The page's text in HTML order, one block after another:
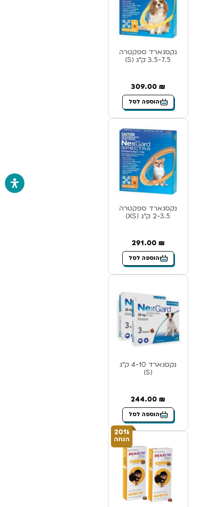
נקסגארד ספקטרה
3.5-7.5 ק”ג (S)
309.00 ₪
הוספה לסל
נקסגארד ספקטרה
2-3.5 ק”ג (XS)
291.00 ₪
הוספה לסל
נקסגארד 4-10 ק”ג
(S)
244.00 ₪
הוספה לסל
20%
הנחה